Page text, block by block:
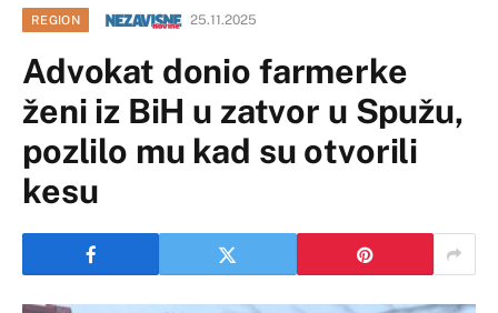
REGION 25.11.2025
Advokat donio farmerke
ženi iz BiH u zatvor u Spužu,
pozlilo mu kad su otvorili
kesu